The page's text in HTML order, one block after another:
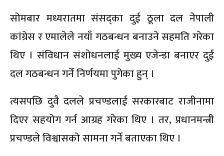
सोमबार मध्यरातमा संसद्का दुई ठूला दल नेपाली
कांग्रेस र एमालेले नयाँ गठबन्धन बनाउने सहमति गरेका
थिए । संविधान संशोधनलाई मुख्य एजेन्डा बनाएर दुई
दल गठबन्धन गर्ने निर्णयमा पुगेका हुन् ।
त्यसपछि दुवै दलले प्रचण्डलाई सरकारबाट राजीनामा
दिएर सहयोग गर्न आग्रह गरेका थिए । तर, प्रधानमन्त्री
प्रचण्डले विश्वासको सामना गर्ने बताएका थिए ।